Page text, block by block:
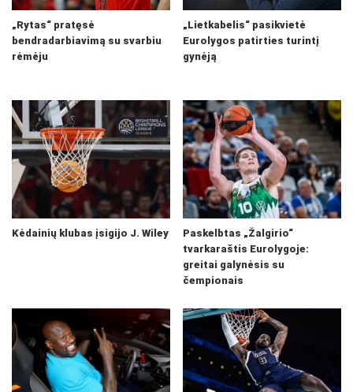
„Rytas“ pratęsė
bendradarbiavimą su svarbiu
rėmėju
„Lietkabelis“ pasikvietė
Eurolygos patirties turintį
gynėją
Kėdainių klubas įsigijo J. Wiley
Paskelbtas „Žalgirio“
tvarkaraštis Eurolygoje:
greitai galynėsis su
čempionais